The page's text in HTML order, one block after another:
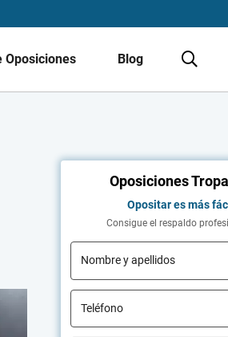
Oposiciones Blog
Oposiciones
Opositar es más
Consigue el respaldo
Nombre y apellidos
Teléfono